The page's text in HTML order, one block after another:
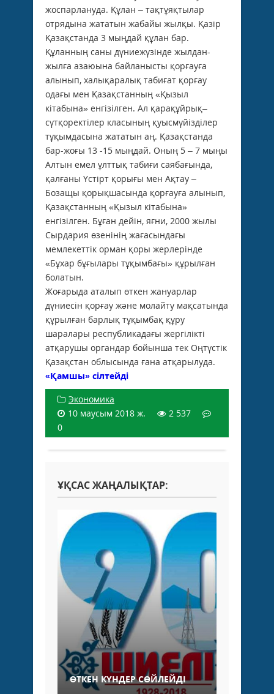
жоспарлануда. Құлан – тақтұяқтылар
отрядына жататын жабайы жылқы. Қазір
Қазақстанда 3 мыңдай құлан бар.
Құланның саны дүниежүзінде жылдан-
жылға азаюына байланысты қорғауға
алынып, халықаралық табиғат қорғау
одағы мен Қазақстанның «Қызыл
кітабына» енгізілген. Ал қарақұйрық–
сүтқоректілер класының қуысмүйізділер
тұқымдасына жататын аң. Қазақстанда
бар-жоғы 13 -15 мыңдай. Оның 5 – 7 мыңы
Алтын емел ұлттық табиғи саябағында,
қалғаны Үстірт қорығы мен Ақтау –
Бозащы қорықшасында қорғауға алынып,
Қазақстанның «Қызыл кітабына»
енгізілген. Бұған дейін, яғни, 2000 жылы
Сырдария өзенінің жағасындағы
мемлекеттік орман қоры жерлерінде
«Бұхар бұғылары тұқымбағы» құрылған
болатын.
Жоғарыда аталып өткен жануарлар
дүниесін қорғау және молайту мақсатында
құрылған барлық тұқымбақ құру
шаралары республикадағы жергілікті
атқарушы органдар бойынша тек Оңтүстік
Қазақстан облысында ғана атқарылуда.
«Қамшы» сілтейді
Экономика
10 маусым 2018 ж.
2 537
0
ҰҚСАС ЖАҢАЛЫҚТАР:
ӨТКЕН КҮНДЕР СӨЙЛЕЙДІ